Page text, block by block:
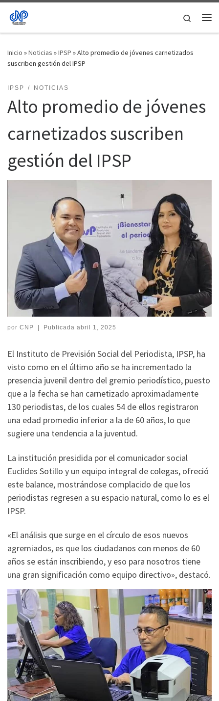
Saltar al contenido
Search
Inicio »Noticias »IPSP »Alto promedio de jóvenes carnetizados
suscriben gestión del IPSP
IPSP NOTICIAS
Alto promedio de jóvenes
carnetizados suscriben
gestión del IPSP
por CNP Publicada abril 1, 2025
El Instituto de Previsión Social del Periodista, IPSP, ha
visto como en el último año se ha incrementado la
presencia juvenil dentro del gremio periodístico, puesto
que a la fecha se han carnetizado aproximadamente
130 periodistas, de los cuales 54 de ellos registraron
una edad promedio inferior a la de 60 años, lo que
sugiere una tendencia a la juventud.
La institución presidida por el comunicador social
Euclides Sotillo y un equipo integral de colegas, ofreció
este balance, mostrándose complacido de que los
periodistas regresen a su espacio natural, como lo es el
IPSP.
«El análisis que surge en el círculo de esos nuevos
agremiados, es que los ciudadanos con menos de 60
años se están inscribiendo, y eso para nosotros tiene
una gran significación como equipo directivo», destacó.